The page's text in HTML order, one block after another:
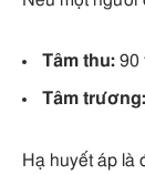
Tâm thu: 90
Tâm trương:
Hạ huyết áp là